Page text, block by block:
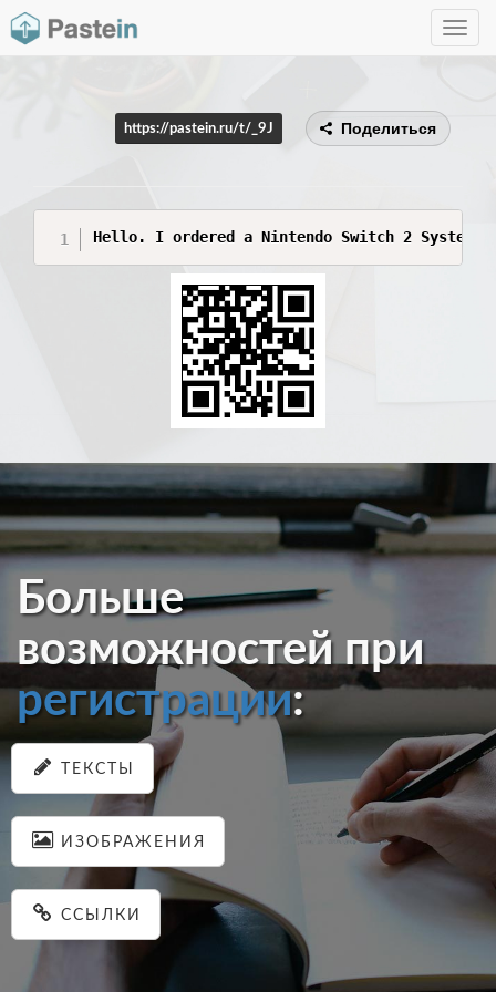
Toggle
https://pastein.ru/t/_9J Поделиться
Hello. I ordered a Nintendo Switch 2 System
Больше
возможностей при
регистрации:
ТЕКСТЫ
ИЗОБРАЖЕНИЯ
ССЫЛКИ